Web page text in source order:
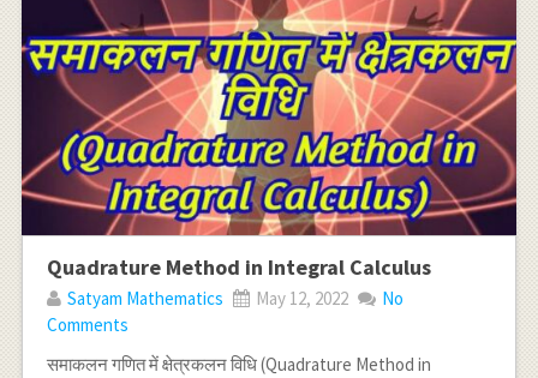
Quadrature Method in Integral Calculus
Satyam Mathematics May 12, 2022
No
Comments
समाकलन गणित में क्षेत्रकलन विधि (Quadrature Method in